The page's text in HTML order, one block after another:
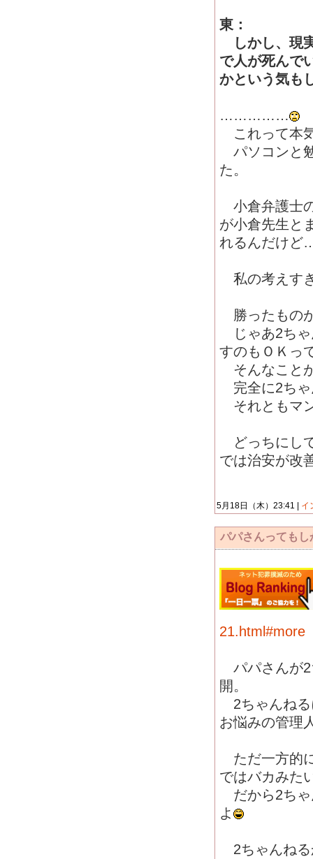
東：
しかし、現
で人が死んで
かという気も
……………
これって本
パソコンと
た。
小倉弁護士
が小倉先生と
れるんだけ
私の考えす
勝ったもの
じゃあ2ちゃ
すのもＯＫっ
そんなこと
完全に2ちゃ
それともマ
どっちにし
では治安が改
5月18日（木）23:41 | イ
パパさんっても
21.html#more
パパさんが2
開。
2ちゃんねる
お悩みの管理
ただ一方的
ではバカみた
だから2ちゃ
よ
2ちゃんねる